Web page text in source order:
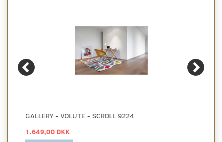
GALLERY - VOLUTE - SCROLL 9224
1.649,00 DKK